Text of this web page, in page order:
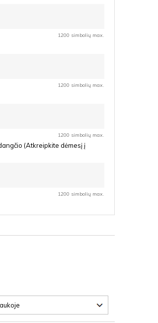
1200 simbolių max.
1200 simbolių max.
1200 simbolių max.
(Atkreipkite dėmesį į
1200 simbolių max.